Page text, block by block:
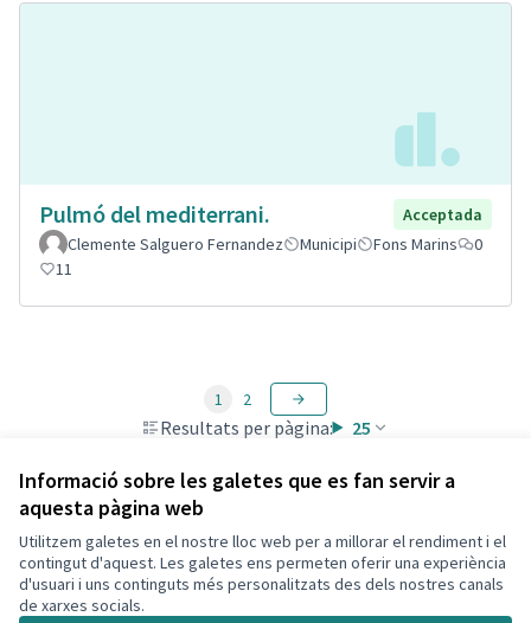
Informació sobre les galetes que es fan servir a
aquesta pàgina web
Utilitzem galetes en el nostre lloc web per a millorar el rendiment i el
contingut d'aquest. Les galetes ens permeten oferir una experiència
d'usuari i uns continguts més personalitzats des dels nostres canals
de xarxes socials.
Pulmó del mediterrani.
Acceptada
Clemente Salguero Fernandez
Municipi Fons Marins
0
11
Resultats per pàgina: 25
1 2
Termes i condicions d'ús
Configuració de les galetes
Decidim Calafell a X
Decidim Calafell a Facebook
Decidim Calafell a YouTube
Decidim Calafell a GitHub